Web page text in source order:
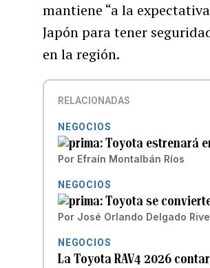
mantiene “a la
Japón para tener
en la región.
RELACIONADAS
NEGOCIOS
Toyota estrenará
Por Efraín Montalbán Ríos
NEGOCIOS
Toyota se
Por José Orlando Delgado
NEGOCIOS
La Toyota RAV4 2026